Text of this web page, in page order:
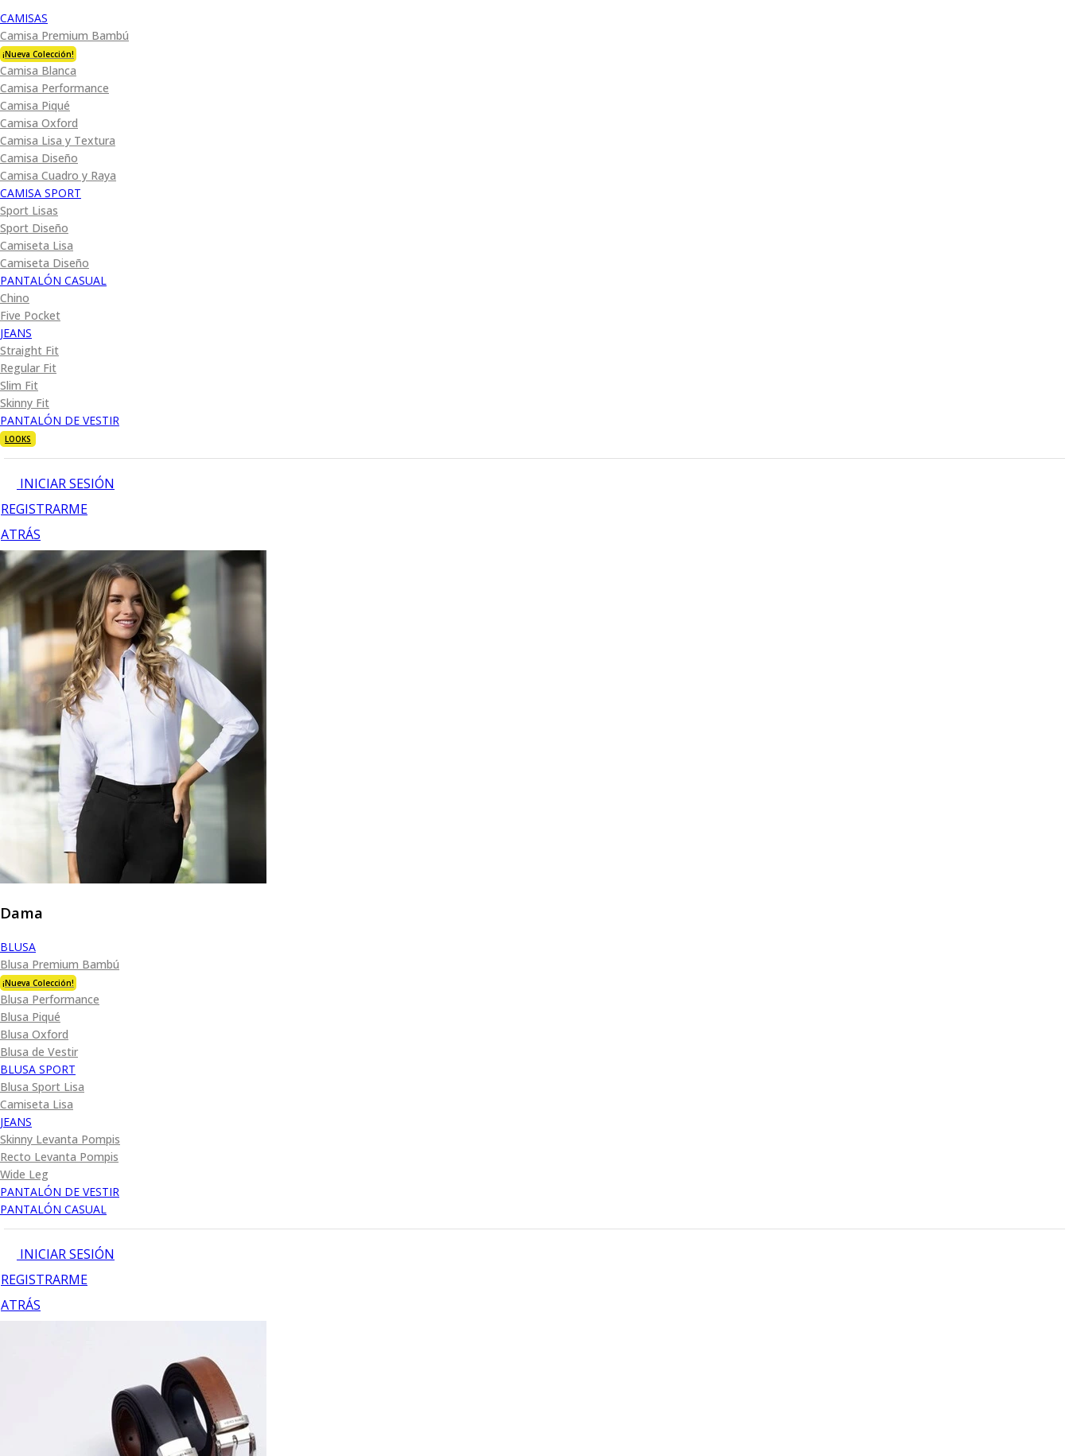
CAMISAS
Camisa Premium Bambú
¡Nueva Colección!
Camisa Blanca
Camisa Performance
Camisa Piqué
Camisa Oxford
Camisa Lisa y Textura
Camisa Diseño
Camisa Cuadro y Raya
CAMISA SPORT
Sport Lisas
Sport Diseño
Camiseta Lisa
Camiseta Diseño
PANTALÓN CASUAL
Chino
Five Pocket
JEANS
Straight Fit
Regular Fit
Slim Fit
Skinny Fit
PANTALÓN DE VESTIR
LOOKS
INICIAR SESIÓN
REGISTRARME
ATRÁS
Dama
BLUSA
Blusa Premium Bambú
¡Nueva Colección!
Blusa Performance
Blusa Piqué
Blusa Oxford
Blusa de Vestir
BLUSA SPORT
Blusa Sport Lisa
Camiseta Lisa
JEANS
Skinny Levanta Pompis
Recto Levanta Pompis
Wide Leg
PANTALÓN DE VESTIR
PANTALÓN CASUAL
INICIAR SESIÓN
REGISTRARME
ATRÁS